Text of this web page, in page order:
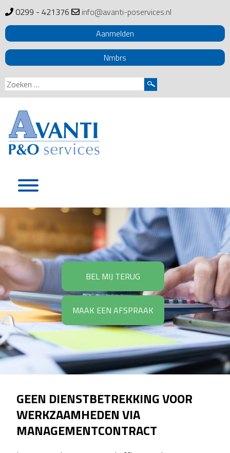
0299 - 421376
info@avanti-poservices.nl
Aanmelden
Nmbrs
Zoeken
naar:
BEL MIJ TERUG
MAAK EEN AFSPRAAK
GEEN DIENSTBETREKKING VOOR
WERKZAAMHEDEN VIA
MANAGEMENTCONTRACT